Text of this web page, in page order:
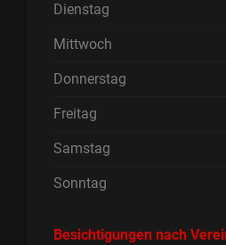
Dienstag
Mittwoch
Donnerstag
Freitag
Samstag
Sonntag
Besichtigungen nach